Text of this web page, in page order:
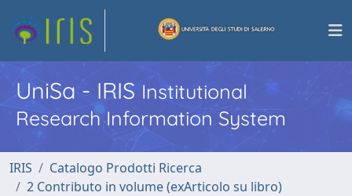
UniSa - IRISInstitutional
Research Information System
IRIS
Catalogo Prodotti Ricerca
2 Contributo in volume (exArticolo su libro)